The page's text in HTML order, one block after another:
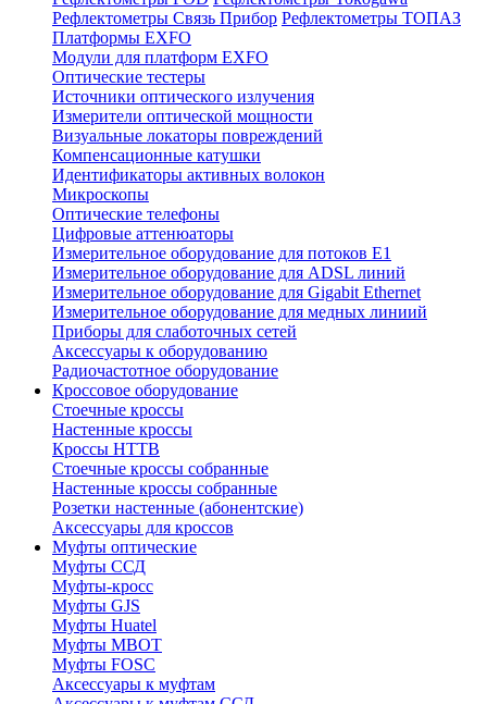
Рефлектометры Связь Прибор Рефлектометры ТОПАЗ
Платформы EXFO
Модули для платформ EXFO
Оптические тестеры
Источники оптического излучения
Измерители оптической мощности
Визуальные локаторы повреждений
Компенсационные катушки
Идентификаторы активных волокон
Микроскопы
Оптические телефоны
Цифровые аттенюаторы
Измерительное оборудование для потоков Е1
Измерительное оборудование для ADSL линий
Измерительное оборудование для Gigabit Ethernet
Измерительное оборудование для медных линиий
Приборы для слаботочных сетей
Аксессуары к оборудованию
Радиочастотное оборудование
Кроссовое оборудование
Стоечные кроссы
Настенные кроссы
Кроссы HTTB
Стоечные кроссы собранные
Настенные кроссы собранные
Розетки настенные (абонентские)
Аксессуары для кроссов
Муфты оптические
Муфты ССД
Муфты-кросс
Муфты GJS
Муфты Huatel
Муфты МВОТ
Муфты FOSC
Аксессуары к муфтам